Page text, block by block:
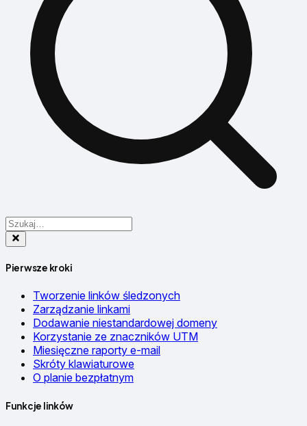
Pierwsze kroki
Tworzenie linków śledzonych
Zarządzanie linkami
Dodawanie niestandardowej domeny
Korzystanie ze znaczników UTM
Miesięczne raporty e-mail
Skróty klawiaturowe
O planie bezpłatnym
Funkcje linków